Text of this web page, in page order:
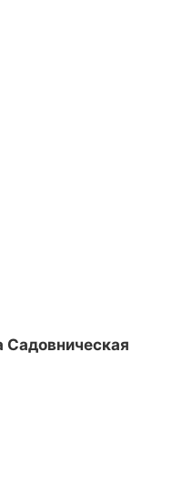
Садовническая